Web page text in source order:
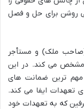
روشن برای حل و فصل
(صاحب ملک) و مستأجر
می کند. در این
مهم ترین ضمانت های
تعهدات ایفا می کند.
که به تعهدات خود